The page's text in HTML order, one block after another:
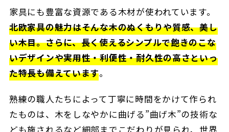
家具にも豊富な資源である木材が使われています。
北欧家具の魅力はそんな木のぬくもりや質感、美し
い木目。さらに、長く使えるシンプルで飽きのこな
いデザインや実用性・利便性・耐久性の高さといっ
た特長も備えています。
熟練の職人たちによって丁寧に時間をかけて作られ
たものは、木をしなやかに曲げる”曲げ木”の技術な
ども施されるなど細部までこだわりが見られ、世界